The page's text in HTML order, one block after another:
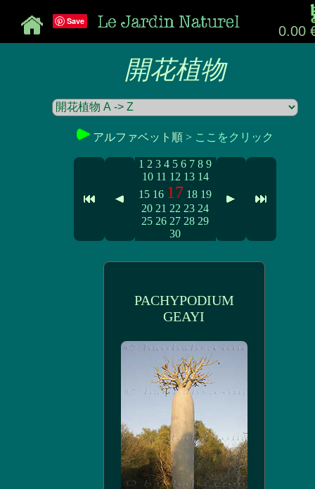
0.00
Save
開花植物
アルファベット順 > ここをクリック
1 2 3 4 5 6 7 8 9
10 11 12 13 14
15 16 17 18 19
20 21 22 23 24
25 26 27 28 29
30
PACHYPODIUM
GEAYI